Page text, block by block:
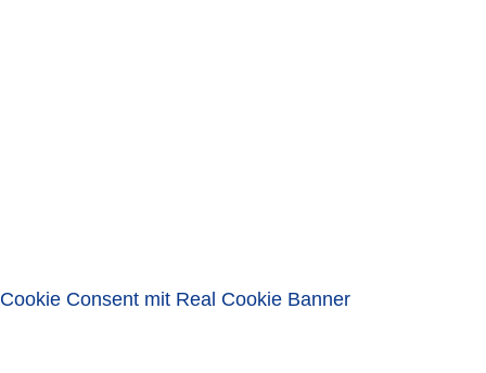
Cookie Consent mit Real Cookie Banner